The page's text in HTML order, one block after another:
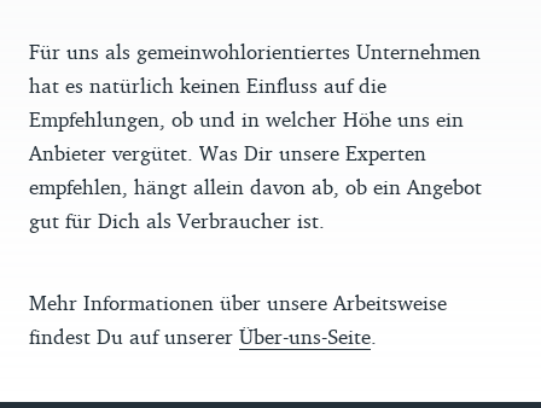
Für uns als gemeinwohlorientiertes Unternehmen
hat es natürlich keinen Einfluss auf die
Empfehlungen, ob und in welcher Höhe uns ein
Anbieter vergütet. Was Dir unsere Experten
empfehlen, hängt allein davon ab, ob ein Angebot
gut für Dich als Verbraucher ist.
Mehr Informationen über unsere Arbeitsweise
findest Du auf unserer Über-uns-Seite.